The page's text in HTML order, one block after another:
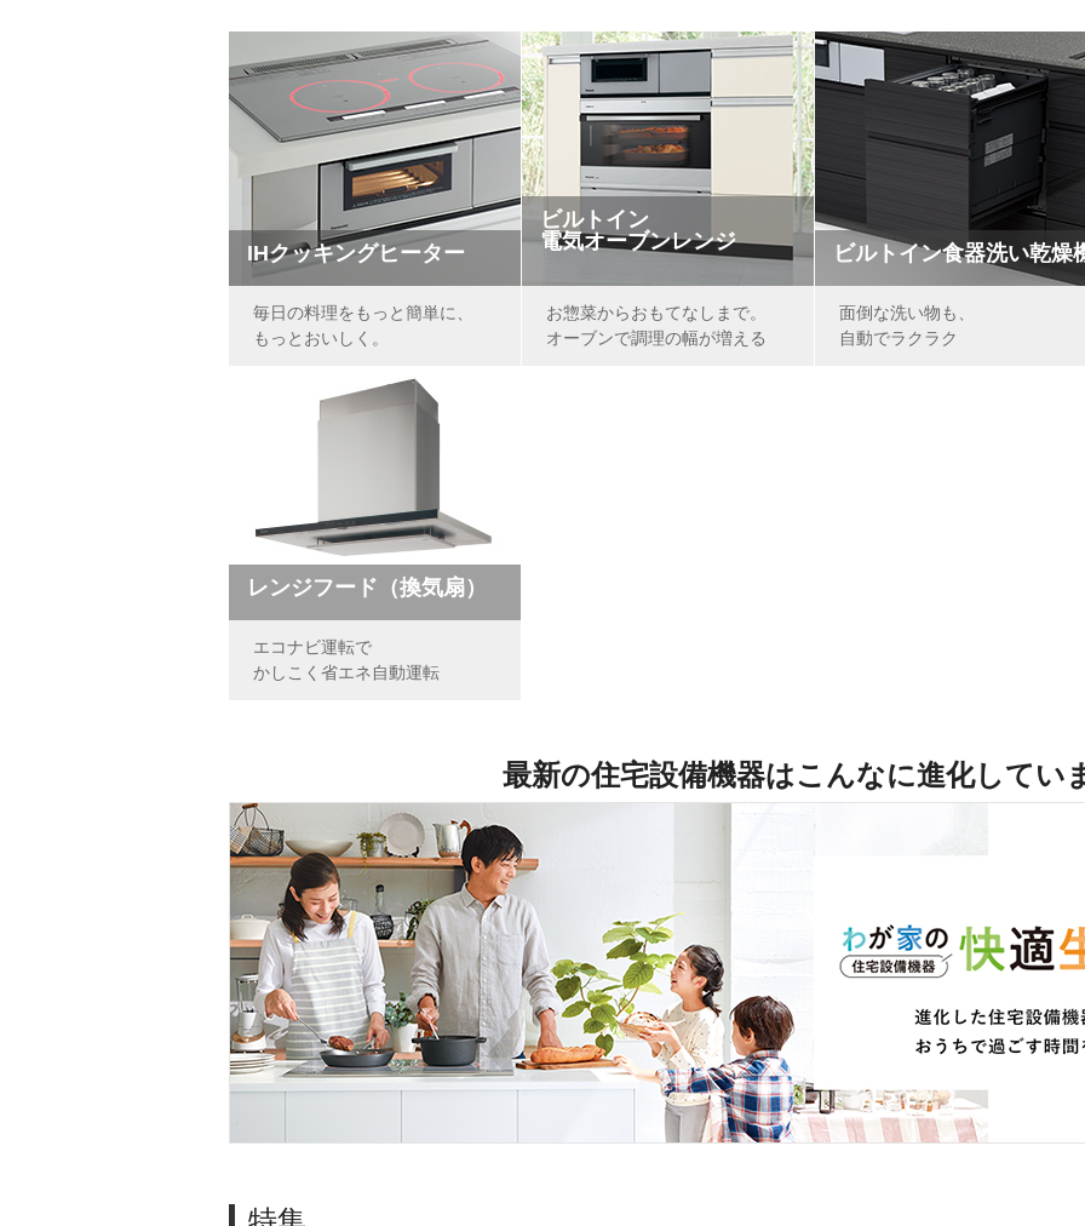
IHクッキングヒーター
毎日の料理をもっと簡単に、
もっとおいしく。
ビルトイン
電気オーブンレンジ
お惣菜からおもてなしまで。
オーブンで調理の幅が増える
ビルトイン食器洗い乾燥
面倒な洗い物も、
自動でラクラク
レンジフード（換気扇）
エコナビ運転で
かしこく省エネ自動運転
最新の住宅設備機器はこんなに進化してい